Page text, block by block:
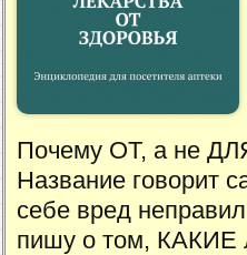
Почему ОТ, а не
Название говорит
себе вред
пишу о том, КАКИЕ